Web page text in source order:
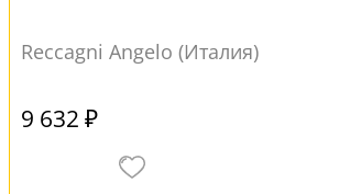
Reccagni Angelo (Италия)
9 632 ₽